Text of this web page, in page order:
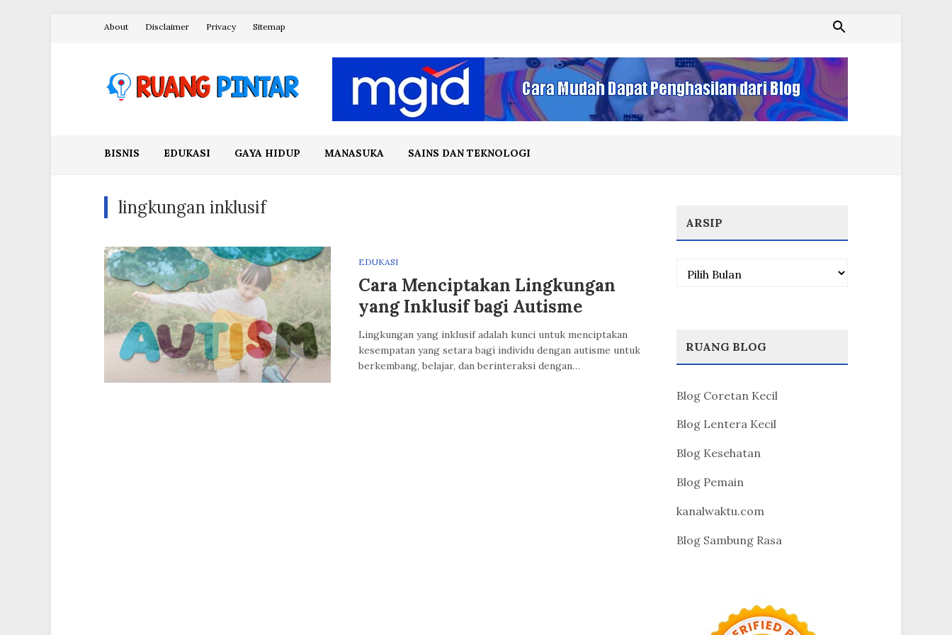
About Disclaimer Privacy Sitemap
BISNIS EDUKASI GAYA HIDUP MANASUKA SAINS DAN TEKNOLOGI
lingkungan inklusif
EDUKASI
Cara Menciptakan Lingkungan
yang Inklusif bagi Autisme
Lingkungan yang inklusif adalah kunci untuk menciptakan
kesempatan yang setara bagi individu dengan autisme untuk
berkembang, belajar, dan berinteraksi dengan…
ARSIP
Arsip
RUANG BLOG
Blog Coretan Kecil
Blog Lentera Kecil
Blog Kesehatan
Blog Pemain
kanalwaktu.com
Blog Sambung Rasa